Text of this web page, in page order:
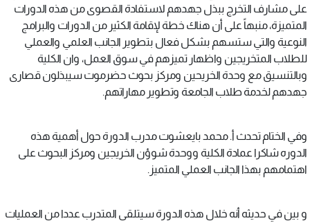
على مشارف التخرج ببذل جهدهم لاستفادة القصوى من هذه الدورات
المتميزة، منبهاً على أن هناك خطة لإقامة الكثير من الدورات والبرامج
النوعية والتي ستسهم بشكل فعال بتطوير الجانب العلمي والعملي
للطلاب المتخريجين واظهار تميزهم في سوق العمل، وان الكلية
وبالتنسيق مع وحدة الخريحين ومركز بحوث حضرموت سيبذلون قصارى
جهدهم لخدمة طلاب الجامعة وتطوير مهاراتهم.
وفي الختام تحدث أ. محمد بايعشوت مدرب الدورة حول أهمية هذه
الدوره شاكرا عمادة الكلية ووحدة شوؤن الخريجين ومركز البحوث على
اهتمامهم بهذا الجانب العملي المتميز.
و بين في حديثه أنه خلال هذه الدورة سيتلقى المتدرب عددا من العمليات